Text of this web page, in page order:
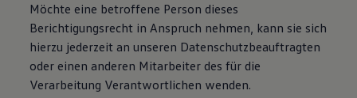
Möchte eine betroffene Person dieses
Berichtigungsrecht in Anspruch nehmen, kann sie sich
hierzu jederzeit an unseren Datenschutzbeauftragten
oder einen anderen Mitarbeiter des für die
Verarbeitung Verantwortlichen wenden.